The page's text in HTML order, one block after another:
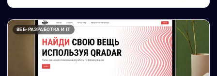
ВЕБ-РАЗРАБОТКА И IT